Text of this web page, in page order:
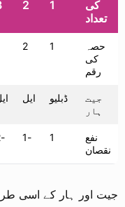
کی
تعداد
1
2
حصہ
کی
رقم
1
2
جیت
ہار
ڈبلیو ایل
نفع
نقصان
1
-1
-2
جیت اور ہار کے اسی